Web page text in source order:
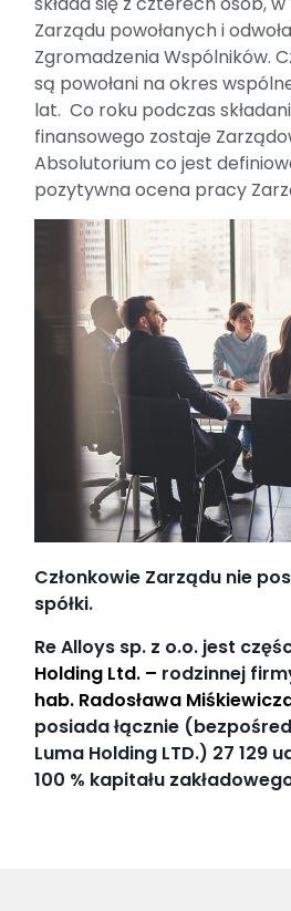
Zarządu powołanych i
Zgromadzenia Wspólników.
są powołani na okres
lat. Co roku podczas
finansowego zostaje
Absolutorium co jest
pozytywna ocena pracy
Członkowie Zarządu nie
spółki.
Re Alloys sp. z o.o. jest
Holding Ltd. – rodzinnej
hab. Radosława
posiada łącznie
Luma Holding LTD.) 27 129
100 % kapitału